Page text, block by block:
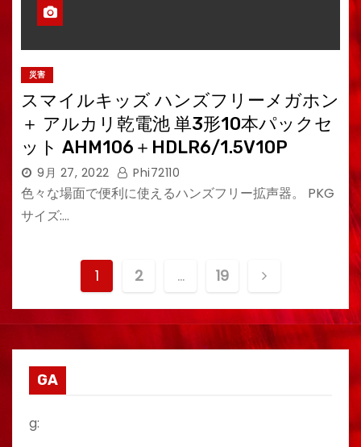
災害
スマイルキッズ ハンズフリーメガホン
＋ アルカリ乾電池 単3形10本パックセ
ット AHM106＋HDLR6/1.5V10P
9月 27, 2022 Phi72110
色々な場面で便利に使えるハンズフリー拡声器。 PKG
サイズ:…
投
稿
の
1 2 … 19
GA
g: